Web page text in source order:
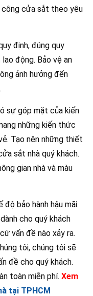
cửa sắt theo yêu
định, đúng quy
động. Bảo vệ an
ảnh hưởng đến
sự góp mặt của kiến
những kiến thức
Tạo nên những thiết
sắt nhà quý khách.
gian nhà và màu
độ bảo hành hậu mãi.
cho quý khách
vấn đề nào xảy ra.
tôi, chúng tôi sẽ
đề cho quý khách.
toàn miễn phí. Xem
tại TPHCM